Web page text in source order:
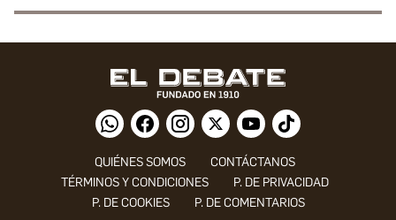
QUIÉNES SOMOS
CONTÁCTANOS
TÉRMINOS Y CONDICIONES
P. DE PRIVACIDAD
P. DE COOKIES
P. DE COMENTARIOS